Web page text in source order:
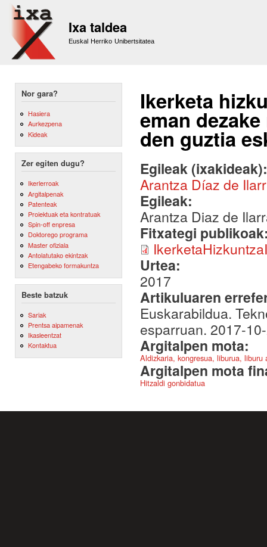
Ixa taldea
Euskal Herriko Unibertsitatea
Nor gara?
Hasiera
Aurkezpena
Kideak
Zer egiten dugu?
Ikerlerroak
Argitalpenak
Patenteak
Proiektuak eta kontratuak
Spin-off enpresa
Doktorego programa
Master ofiziala
Antolatutako ekintzak
Etengabeko formakuntza
Beste batzuk
Sariak
Prentsa aipamenak
Ikasleentzat
Kontaktua
Ikerketa
eman
den guztia
Egileak
Arantza Díaz de
Egileak:
Arantza Diaz de
Fitxategi
Urtea:
2017
Artikuluaren
Euskarabildua.
esparruan. 2017-
Argitalpen mota:
Aldizkaria, kongresua, liburua,
Argitalpen mota
Hitzaldi gonbidatua